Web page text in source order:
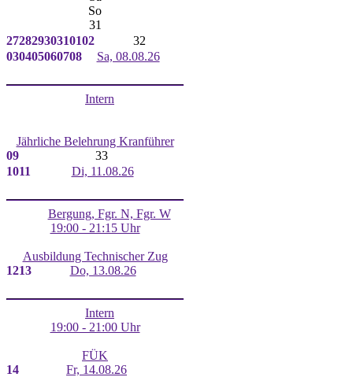
So
31
27282930310102
32
030405060708 Sa, 08.08.26
Intern
Jährliche Belehrung Kranführer
09
33
1011 Di, 11.08.26
Bergung, Fgr. N, Fgr. W
19:00 - 21:15 Uhr
Ausbildung Technischer Zug
1213 Do, 13.08.26
Intern
19:00 - 21:00 Uhr
FÜK
14
Fr, 14.08.26